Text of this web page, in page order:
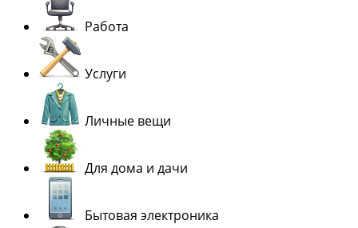
Работа
Услуги
Личные вещи
Для дома и дачи
Бытовая электроника